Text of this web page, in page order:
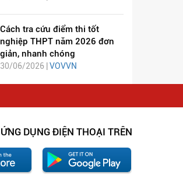
Cách tra cứu điểm thi tốt
nghiệp THPT năm 2026 đơn
giản, nhanh chóng
30/06/2026 | VOVVN
DỤNG ĐIỆN THOẠI TRÊN